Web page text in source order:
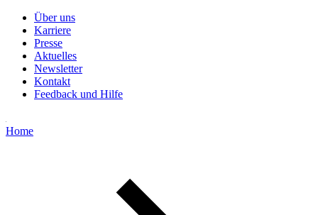
Über uns
Karriere
Presse
Aktuelles
Newsletter
Kontakt
Feedback und Hilfe
Home